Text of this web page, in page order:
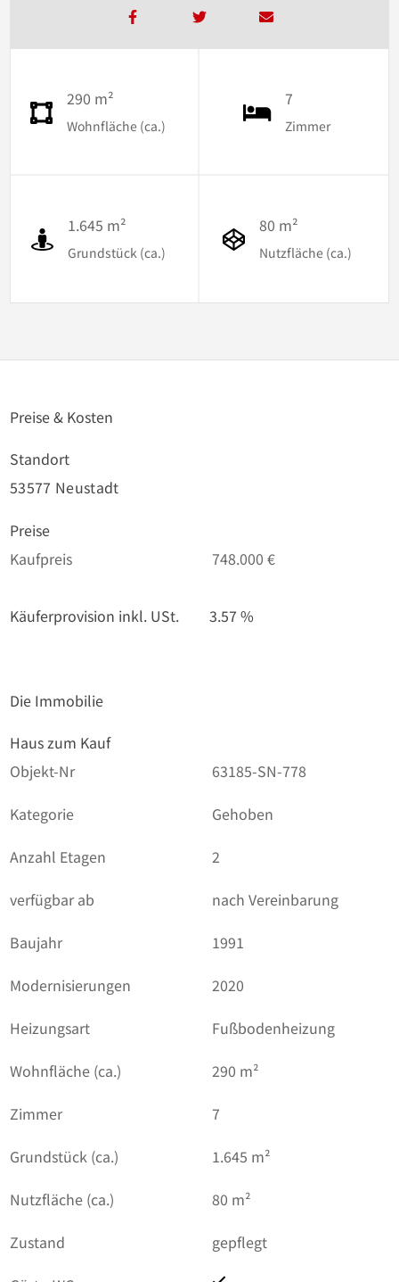
290 m²
Wohnfläche (ca.)
7
Zimmer
1.645 m²
Grundstück (ca.)
80 m²
Nutzfläche (ca.)
Preise & Kosten
Standort
53577 Neustadt
Preise
Kaufpreis
748.000 €
Käuferprovision inkl. USt. 3.57 %
Die Immobilie
Haus zum Kauf
Objekt-Nr
63185-SN-778
Kategorie
Gehoben
Anzahl Etagen
2
verfügbar ab
nach Vereinbarung
Baujahr
1991
Modernisierungen
2020
Heizungsart
Fußbodenheizung
Wohnfläche (ca.)
290 m²
Zimmer
7
Grundstück (ca.)
1.645 m²
Nutzfläche (ca.)
80 m²
Zustand
gepflegt